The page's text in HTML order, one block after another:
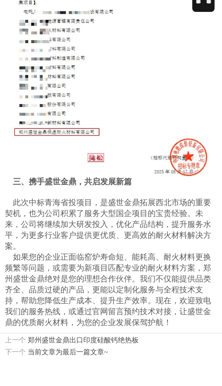
三、携手盛世金鼎，共启发展新篇​
此次中标青海省投项目，是盛世金鼎拓展西北市场的重要
契机，也为公司积累了服务大型国企项目的宝贵经验。未
来，公司将继续加大研发投入，优化产品结构，提升服务水
平，为更多行业客户提供更优质、更高效的耐火材料解决方
案。​
如果您的企业正面临窑炉寿命短、能耗高、耐火材料更换
频繁等问题，或需要为新项目匹配专业的耐火材料方案，郑
州盛世金鼎绝对是您的理想合作伙伴。我们不仅能提供品类
齐全、品质过硬的产品，更能以定制化服务与全程技术支
持，帮助您降低生产成本、提升生产效率。现在，欢迎致电
我们的服务热线，或通过官网留言预约技术对接，让盛世金
鼎的优质耐火材料，为您的企业发展保驾护航！​
上一个 郑州盛世金鼎出口印度硅酸钙绝热板
下一个 当前文章为最后一篇文章~